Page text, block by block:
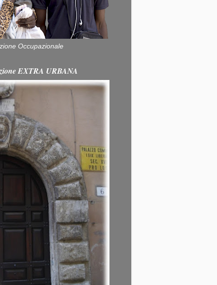
Occupazionale
EXTRA URBANA